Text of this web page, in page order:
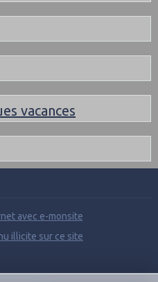
avec e-monsite
illicite sur ce site